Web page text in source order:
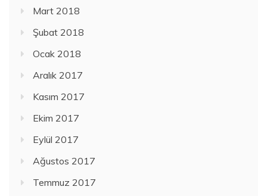
Mart 2018
Şubat 2018
Ocak 2018
Aralık 2017
Kasım 2017
Ekim 2017
Eylül 2017
Ağustos 2017
Temmuz 2017